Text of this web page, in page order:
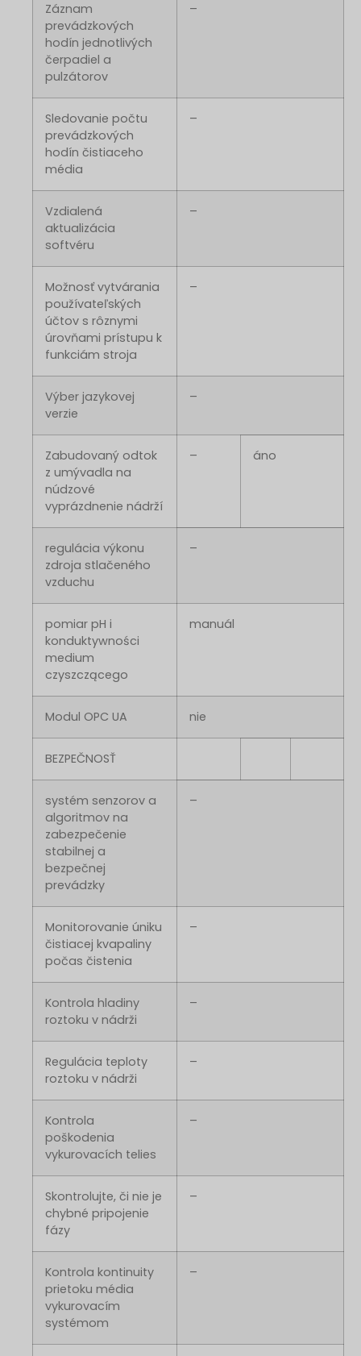
Záznam
prevádzkových
hodín jednotlivých
čerpadiel a
pulzátorov
–
Sledovanie počtu
prevádzkových
hodín čistiaceho
média
–
Vzdialená
aktualizácia
softvéru
–
Možnosť vytvárania
používateľských
účtov s rôznymi
úrovňami prístupu k
funkciám stroja
–
Výber jazykovej
verzie
–
Zabudovaný odtok
z umývadla na
núdzové
vyprázdnenie nádrží
– áno
regulácia výkonu
zdroja stlačeného
vzduchu
–
pomiar pH i
konduktywności
medium
czyszczącego
manuál
Modul OPC UA nie
BEZPEČNOSŤ
systém senzorov a
algoritmov na
zabezpečenie
stabilnej a
bezpečnej
prevádzky
–
Monitorovanie úniku
čistiacej kvapaliny
počas čistenia
–
Kontrola hladiny
roztoku v nádrži
–
Regulácia teploty
roztoku v nádrži
–
Kontrola
poškodenia
vykurovacích telies
–
Skontrolujte, či nie je
chybné pripojenie
fázy
–
Kontrola kontinuity
prietoku média
vykurovacím
systémom
–